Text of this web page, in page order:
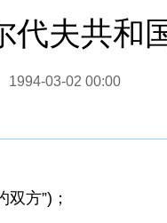
代夫共和
1994-03-02 00:00
方”)；